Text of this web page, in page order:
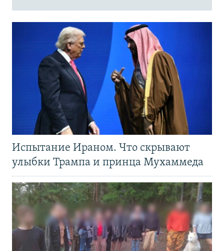
Испытание Ираном. Что скрывают
улыбки Трампа и принца Мухаммеда